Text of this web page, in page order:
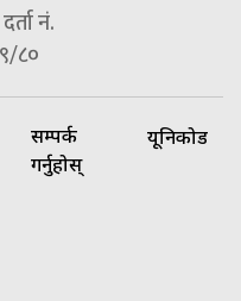
नं.
८०
सम्पर्क
गर्नुहोस्
यूनिकोड